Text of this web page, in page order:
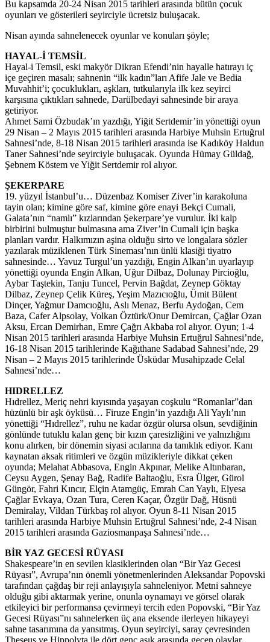
Bu kapsamda 20-24 Nisan 2015 tarihleri arasında bütün çocuk
oyunları ve gösterileri seyirciyle ücretsiz buluşacak.
Nisan ayında sahnelenecek oyunlar ve konuları şöyle;
HAYAL-İ TEMSİL
Hayal-i Temsil, eski makyör Dikran Efendi’nin hayalle hatırayı iç
içe geçiren masalı; sahnenin “ilk kadın”ları Afife Jale ve Bedia
Muvahhit’i; çocuklukları, aşkları, tutkularıyla ilk kez seyirci
karşısına çıktıkları sahnede, Darülbedayi sahnesinde bir araya
getiriyor.
Ahmet Sami Özbudak’ın yazdığı, Yiğit Sertdemir’in yönettiği oyun
29 Nisan – 2 Mayıs 2015 tarihleri arasında Harbiye Muhsin Ertuğrul
Sahnesi’nde, 8-18 Nisan 2015 tarihleri arasında ise Kadıköy Haldun
Taner Sahnesi’nde seyirciyle buluşacak. Oyunda Hümay Güldağ,
Şebnem Köstem ve Yiğit Sertdemir rol alıyor.
ŞEKERPARE
19. yüzyıl İstanbul’u… Düzenbaz Komiser Ziver’in karakoluna
tayin olan; kimine göre saf, kimine göre enayi Bekçi Cumali,
Galata’nın “namlı” kızlarından Şekerpare’ye vurulur. İki kalp
birbirini bulmuştur bulmasına ama Ziver’in Cumali için başka
planları vardır. Halkımızın aşina olduğu sirto ve longalara sözler
yazılarak müziklenen Türk Sineması’nın ünlü klasiği tiyatro
sahnesinde… Yavuz Turgul’un yazdığı, Engin Alkan’ın uyarlayıp
yönettiği oyunda Engin Alkan, Uğur Dilbaz, Dolunay Pircioğlu,
Aybar Taştekin, Tanju Tuncel, Pervin Bağdat, Zeynep Göktay
Dilbaz, Zeynep Çelik Küreş, Yeşim Mazıcıoğlu, Ümit Bülent
Dinçer, Yağmur Damcıoğlu, Aslı Menaz, Berfu Aydoğan, Cem
Baza, Cafer Alpsolay, Volkan Öztürk/Onur Demircan, Çağlar Ozan
Aksu, Ercan Demirhan, Emre Çağrı Akbaba rol alıyor. Oyun; 1-4
Nisan 2015 tarihleri arasında Harbiye Muhsin Ertuğrul Sahnesi’nde,
16-18 Nisan 2015 tarihlerinde Kağıthane Sadabad Sahnesi’nde, 29
Nisan – 2 Mayıs 2015 tarihlerinde Üsküdar Musahipzade Celal
Sahnesi’nde…
HIDRELLEZ
Hıdrellez, Meriç nehri kıyısında yaşayan coşkulu “Romanlar”dan
hüzünlü bir aşk öyküsü… Firuze Engin’in yazdığı Ali Yaylı’nın
yönettiği “Hıdrellez”, ruhu ne kadar özgür olursa olsun, sevdiğinin
gönlünde tutuklu kalan genç bir kızın çaresizliğini ve yalnızlığını
konu alırken, bir dönemin siyasi acılarına da tanıklık ediyor. Kanı
kaynatan aksak ritimleri ve özgün müzikleriyle dikkat çeken
oyunda; Melahat Abbasova, Engin Akpınar, Melike Altınbaran,
Ceysu Aygen, Şenay Bağ, Radife Baltaoğlu, Esra Ülger, Gürol
Güngör, Fahri Kıncır, Elçin Atamgüç, Emrah Can Yaylı, Elyesa
Çağlar Evkaya, Ozan Tura, Ceren Kaçar, Özgür Dağ, Hüsnü
Demiralay, Vildan Türkbaş rol alıyor. Oyun 8-11 Nisan 2015
tarihleri arasında Harbiye Muhsin Ertuğrul Sahnesi’nde, 2-4 Nisan
2015 tarihleri arasında Gaziosmanpaşa Sahnesi’nde…
BİR YAZ GECESİ RÜYASI
Shakespeare’in en sevilen klasiklerinden olan “Bir Yaz Gecesi
Rüyası”, Avrupa’nın önemli yönetmenlerinden Aleksandar Popovski
tarafından çağdaş bir reji anlayışıyla sahneleniyor. Metni sahneye
olduğu gibi aktarmak yerine, onunla oynamayı ve görsel olarak
etkileyici bir performansa çevirmeyi tercih eden Popovski, “Bir Yaz
Gecesi Rüyası”nı sahnelerken üç ana eksende ilerleyen hikayeyi
sahne tasarımına da yansıtmış. Oyun seyirciyi, saray çevresinden